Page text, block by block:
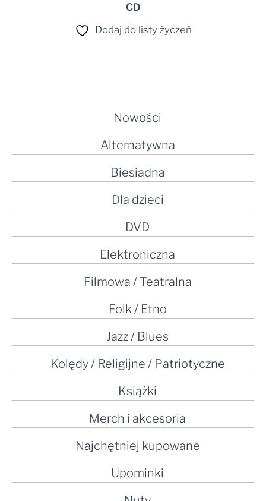
Nowości
Alternatywna
Biesiadna
Dla dzieci
DVD
Elektroniczna
Filmowa / Teatralna
Folk / Etno
Jazz / Blues
Kolędy / Religijne / Patriotyczne
Książki
Merch i akcesoria
Najchętniej kupowane
Upominki
CD
Dodaj do listy życzeń